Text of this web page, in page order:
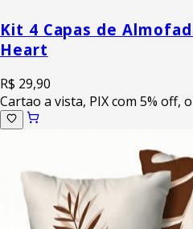
Kit 4 Capas de
Heart
R$ 29,90
Cartao a vista, PIX com 5% off,